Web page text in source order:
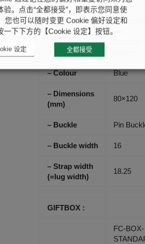
– Material
Calf
– Colour Blue
– Dimensions
(mm)
80×120
– Buckle Pin
– Buckle width 16
– Strap width
(=lug width)
18.25
GIFTBOX :
FC-BOX-
验。点击“全都接受”，即表示您同意使
您也可以随时变更 Cookie 偏好设定和
一下下方的【Cookie 设定】按钮。
设定 全都接受